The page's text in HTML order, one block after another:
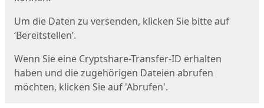
Um die Daten zu versenden, klicken Sie bitte auf
‘Bereitstellen’.
Wenn Sie eine Cryptshare-Transfer-ID erhalten
haben und die zugehörigen Dateien abrufen
möchten, klicken Sie auf 'Abrufen'.